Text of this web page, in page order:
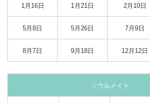
1月16日 1月21日 2月10日
5月8日 5月26日 7月9日
8月7日 9月18日 12月12日
ソウルメイト